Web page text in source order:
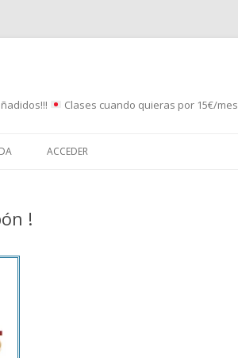
Clases cuando quieras por 15€/mes
ACCEDER
!